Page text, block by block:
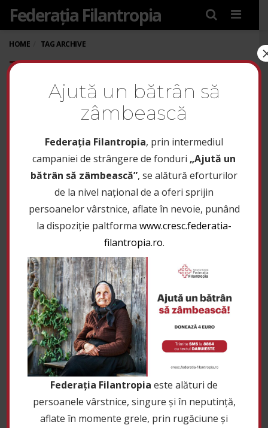
Menu
Federația Filantropia
HOME TAG ARCHIVE
TAG: CREVEDIA
Solidarizare creștină cu victimele
tragediei de la Crevedia
Federația Filantropia|Știri
29 august 2023 0
Ajută un bătrân să
zâmbească
Federaţia Filantropia, prin intermediul
campaniei de strângere de fonduri „Ajută un
bătrân să zâmbească”, se alătură eforturilor
de la nivel național de a oferi sprijin
persoanelor vârstnice, aflate în nevoie, punând
la dispoziție paltforma www.cresc.federatia-
filantropia.ro.
Federația Filantropia este alături de
persoanele vârstnice, singure și în neputință,
aflate în momente grele, prin rugăciune și